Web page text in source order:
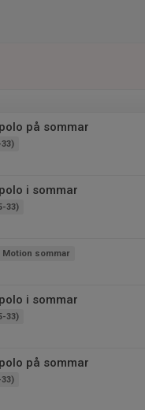
på sommar
i sommar
33)
Motion sommar
i sommar
33)
på sommar